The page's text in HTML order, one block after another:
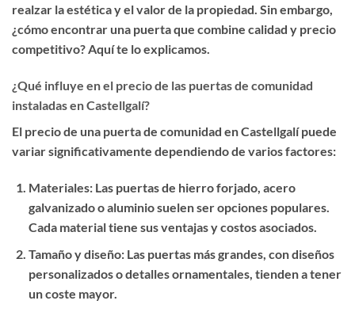
realzar la estética y el valor de la propiedad. Sin embargo,
¿cómo encontrar una puerta que combine calidad y precio
competitivo? Aquí te lo explicamos.
¿Qué influye en el precio de las puertas de comunidad
instaladas en Castellgalí?
El precio de una puerta de comunidad en Castellgalí puede
variar significativamente dependiendo de varios factores:
Materiales: Las puertas de hierro forjado, acero
galvanizado o aluminio suelen ser opciones populares.
Cada material tiene sus ventajas y costos asociados.
Tamaño y diseño: Las puertas más grandes, con diseños
personalizados o detalles ornamentales, tienden a tener
un coste mayor.